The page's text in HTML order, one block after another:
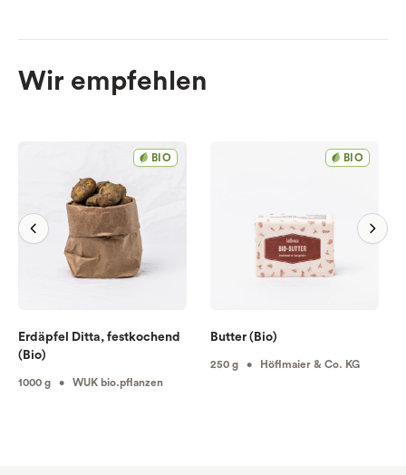
Wir empfehlen
BIO
Erdäpfel Ditta, festkochend
(Bio)
1000 g • WUK bio.pflanzen
BIO
Butter (Bio)
250 g • Höflmaier & Co. KG